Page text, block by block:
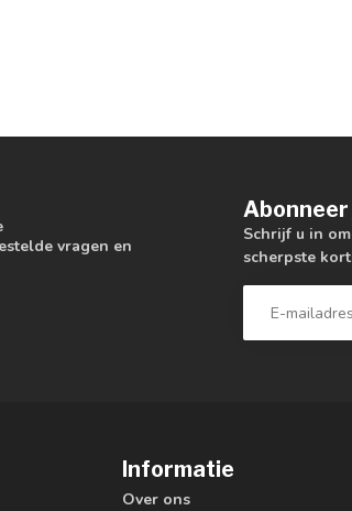
vragen en
Schrijf u in
scherpste
Informatie
Over ons